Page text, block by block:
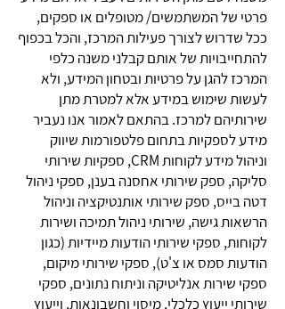
פרטי של המשתמשים/ מטופלים או ספקים,
ככל שדרוש לצורך פעילות המרכז, והכל בכפוף
להתחייבויות של אותם קבלני משנה כלפי
המרכז להגן על פרטיות ובטחון המידע, ולא
לעשות שימוש במידע אלא למטרת מתן
שירותיהם למרכז. בהתאם לאמור אנו נעביר
מידע לספקיות בתחום פלטפורמות שיווק
וניהול מידע לקוחות CRM, ספקיות שירותי
סליקה, ספק שירותי אחסנה בענן, ספקי ניהול
דטה בייס, ספק שירותי אותנטיקציה וניהול
הרשאות גישה, שירותי ניהול תמיכה ושירות
לקוחות, ספקי שירותי הודעות מיידיות (כגון
הודעות סמס או צ'ט), ספקי שירותי מיקום,
ספקי שירות אנליטיקה וניתוח נתונים, ספקי
שירותי ייעוץ כלכלי, מיסוי וחשבונאות, וייעוץ